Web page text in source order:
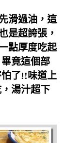
滑過油，這
是超誇張，
點厚度吃起
竟這個部
了!!味道上
湯汁超下